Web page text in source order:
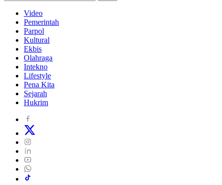
Video
Pemerintah
Parpol
Kultural
Ekbis
Olahraga
Intekno
Lifestyle
Pena Kita
Sejarah
Hukrim